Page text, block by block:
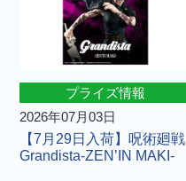
プライズ情報
2026年07月03日
【7月29日入荷】呪術廻戦
Grandista-ZEN’IN MAKI-